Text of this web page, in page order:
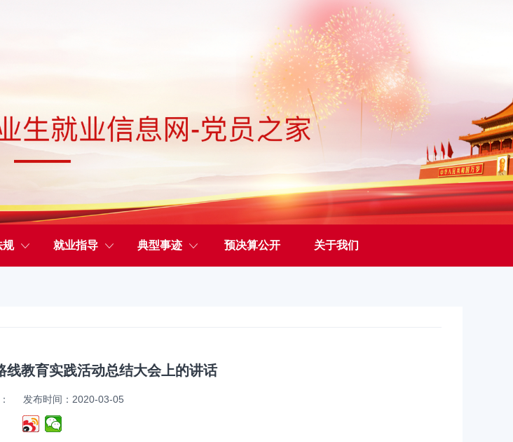
规 就业指导 典型事迹 预决算公开 关于我们
线教育实践活动总结大会上的讲话
发布时间：2020-03-05